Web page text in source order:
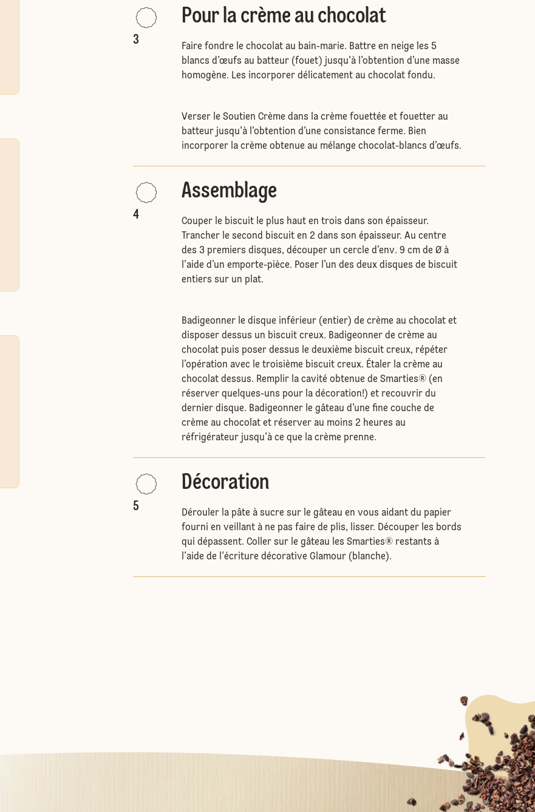
3
Pour la crème au chocolat
Faire fondre le chocolat au bain-marie. Battre en neige les 5
blancs d’œufs au batteur (fouet) jusqu'à l’obtention d’une masse
homogène. Les incorporer délicatement au chocolat fondu.
Verser le Soutien Crème dans la crème fouettée et fouetter au
batteur jusqu'à l’obtention d’une consistance ferme. Bien
incorporer la crème obtenue au mélange chocolat-blancs d’œufs.
4
Assemblage
Couper le biscuit le plus haut en trois dans son épaisseur.
Trancher le second biscuit en 2 dans son épaisseur. Au centre
des 3 premiers disques, découper un cercle d’env. 9 cm de Ø à
l’aide d’un emporte-pièce. Poser l’un des deux disques de biscuit
entiers sur un plat.
Badigeonner le disque inférieur (entier) de crème au chocolat et
disposer dessus un biscuit creux. Badigeonner de crème au
chocolat puis poser dessus le deuxième biscuit creux, répéter
l’opération avec le troisième biscuit creux. Étaler la crème au
chocolat dessus. Remplir la cavité obtenue de Smarties® (en
réserver quelques-uns pour la décoration!) et recouvrir du
dernier disque. Badigeonner le gâteau d’une fine couche de
crème au chocolat et réserver au moins 2 heures au
réfrigérateur jusqu’à ce que la crème prenne.
5
Décoration
Dérouler la pâte à sucre sur le gâteau en vous aidant du papier
fourni en veillant à ne pas faire de plis, lisser. Découper les bords
qui dépassent. Coller sur le gâteau les Smarties® restants à
l’aide de l'écriture décorative Glamour (blanche).